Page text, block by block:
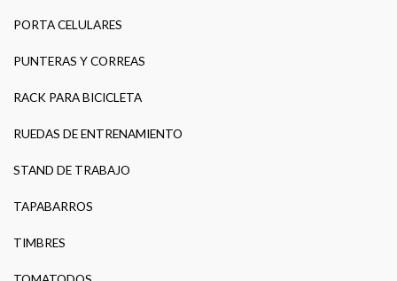
PORTA CELULARES
PUNTERAS Y CORREAS
RACK PARA BICICLETA
RUEDAS DE ENTRENAMIENTO
STAND DE TRABAJO
TAPABARROS
TIMBRES